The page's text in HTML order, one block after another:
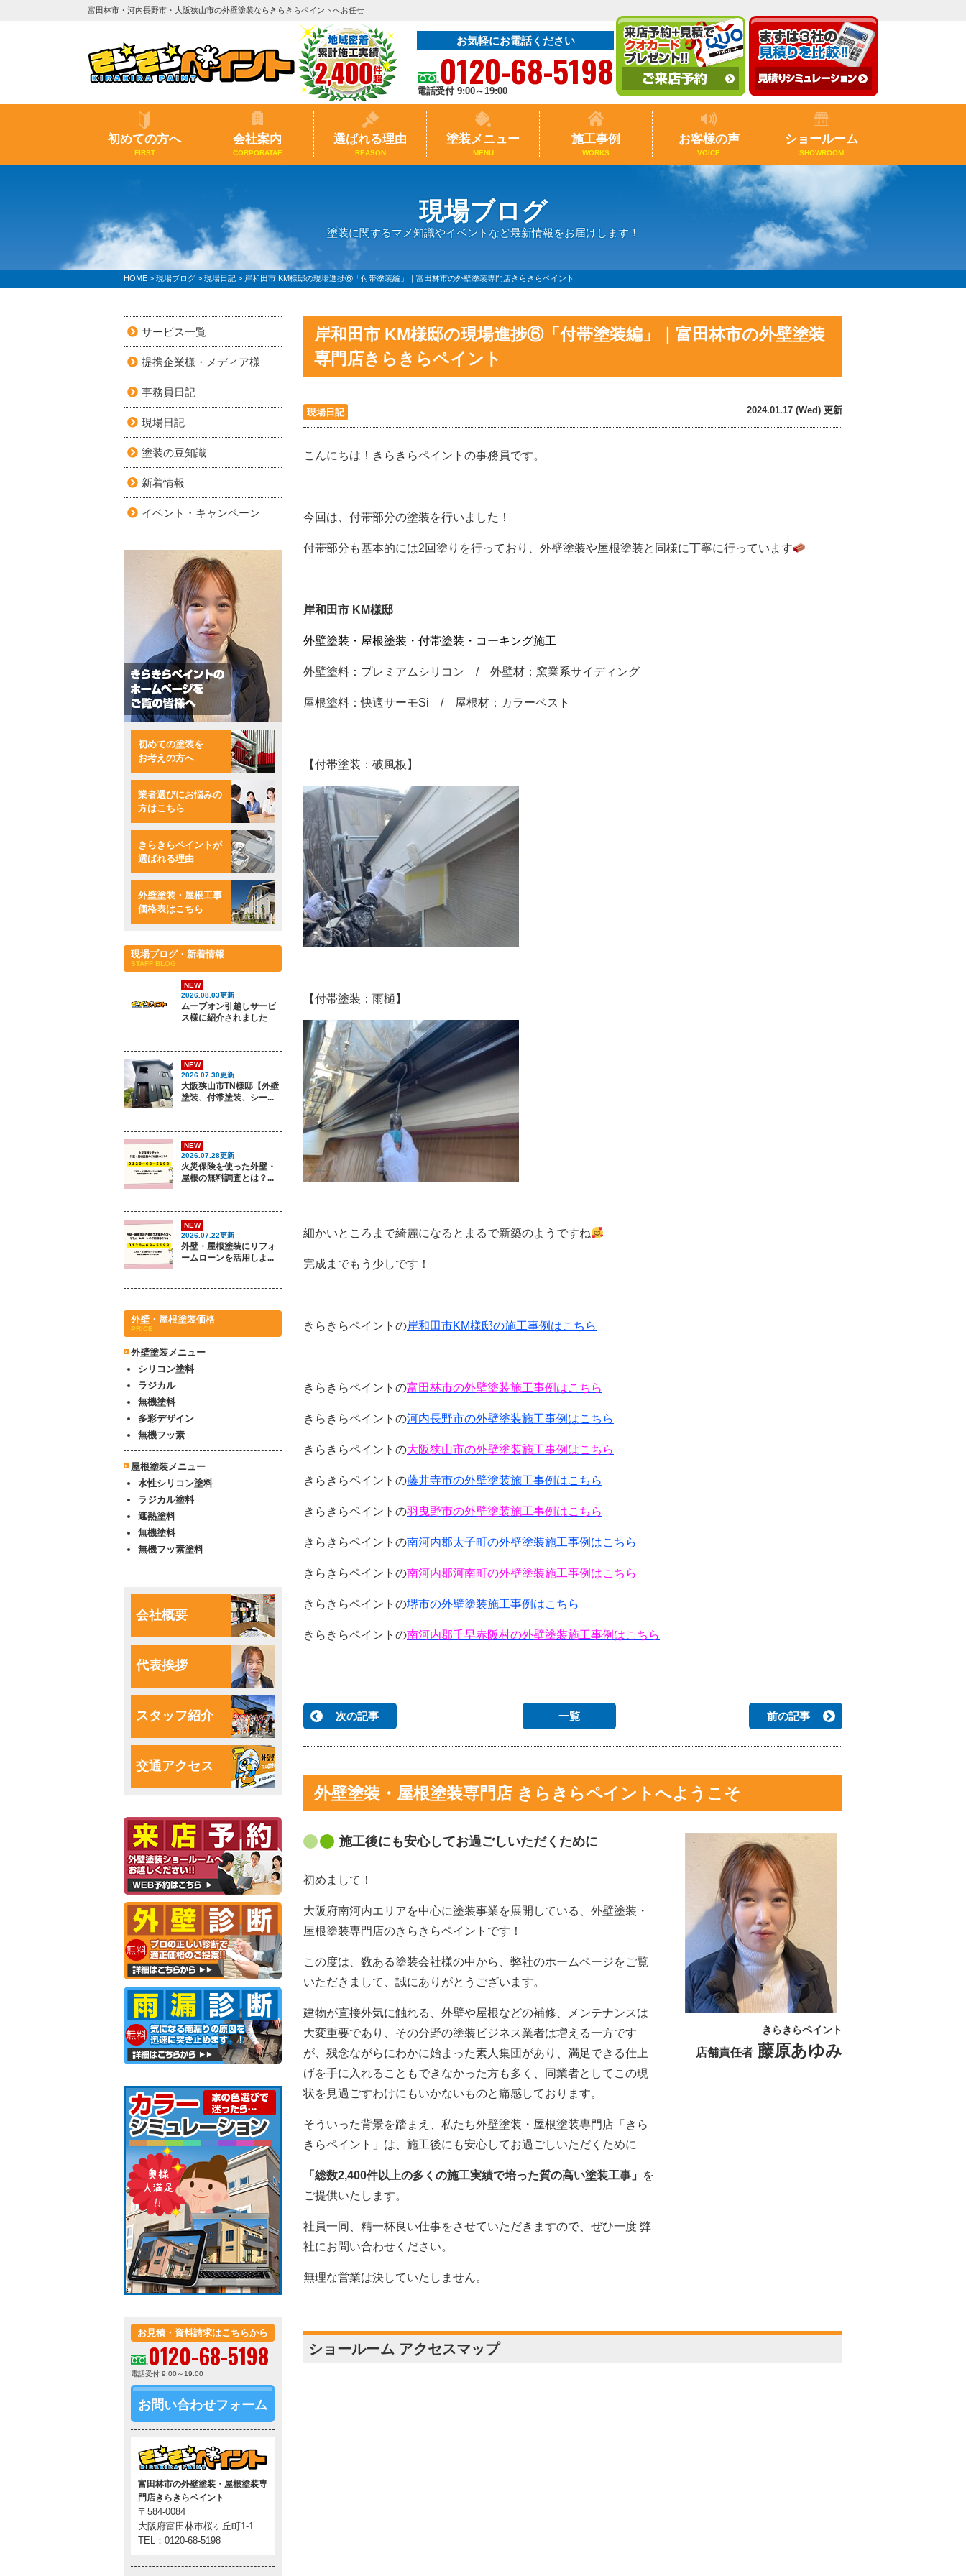
富田林市・河内長野市・大阪狭山市の外壁塗装ならきらきらペイントへお任せ
お気軽にお電話ください
0120-68-5198
電話受付 9:00～19:00
初めての方へ
FIRST
会社案内
CORPORATAE
選ばれる理由
REASON
塗装メニュー
MENU
施工事例
WORKS
お客様の声
VOICE
ショールーム
SHOWROOM
現場ブログ
塗装に関するマメ知識やイベントなど最新情報をお届けします！
HOME > 現場ブログ > 現場日記 > 岸和田市 KM様邸の現場進捗⑥「付帯塗装編」｜富田林市の外壁塗装専門店きらきらペイント
岸和田市 KM様邸の現場進捗⑥「付帯塗装編」｜富田林市の外壁塗装
専門店きらきらペイント
現場日記 2024.01.17 (Wed) 更新
こんにちは！きらきらペイントの事務員です。
今回は、付帯部分の塗装を行いました！
付帯部分も基本的には2回塗りを行っており、外壁塗装や屋根塗装と同様に丁寧に行っています
岸和田市 KM様邸
外壁塗装・屋根塗装・付帯塗装・コーキング施工
外壁塗料：プレミアムシリコン / 外壁材：窯業系サイディング
屋根塗料：快適サーモSi / 屋根材：カラーベスト
【付帯塗装：破風板】
【付帯塗装：雨樋】
細かいところまで綺麗になるとまるで新築のようですね
完成までもう少しです！
きらきらペイントの岸和田市KM様邸の施工事例はこちら
きらきらペイントの富田林市の外壁塗装施工事例はこちら
きらきらペイントの河内長野市の外壁塗装施工事例はこちら
きらきらペイントの大阪狭山市の外壁塗装施工事例はこちら
きらきらペイントの藤井寺市の外壁塗装施工事例はこちら
きらきらペイントの羽曳野市の外壁塗装施工事例はこちら
きらきらペイントの南河内郡太子町の外壁塗装施工事例はこちら
きらきらペイントの南河内郡河南町の外壁塗装施工事例はこちら
きらきらペイントの堺市の外壁塗装施工事例はこちら
きらきらペイントの南河内郡千早赤阪村の外壁塗装施工事例はこちら
次の記事 一覧 前の記事
外壁塗装・屋根塗装専門店 きらきらペイントへようこそ
きらきらペイント
店舗責任者 藤原あゆみ
施工後にも安心してお過ごしいただくために
初めまして！
大阪府南河内エリアを中心に塗装事業を展開している、外壁塗装・
屋根塗装専門店のきらきらペイントです！
この度は、数ある塗装会社様の中から、弊社のホームページをご覧
いただきまして、誠にありがとうございます。
建物が直接外気に触れる、外壁や屋根などの補修、メンテナンスは
大変重要であり、その分野の塗装ビジネス業者は増える一方です
が、残念ながらにわかに始まった素人集団があり、満足できる仕上
げを手に入れることもできなかった方も多く、同業者としてこの現
状を見過ごすわけにもいかないものと痛感しております。
そういった背景を踏まえ、私たち外壁塗装・屋根塗装専門店「きら
きらペイント」は、施工後にも安心してお過ごしいただくために
「総数2,400件以上の多くの施工実績で培った質の高い塗装工事」
を
ご提供いたします。
社員一同、精一杯良い仕事をさせていただきますので、ぜひ一度 弊
社にお問い合わせください。
無理な営業は決していたしません。
ショールーム アクセスマップ
サービス一覧
提携企業様・メディア様
事務員日記
現場日記
塗装の豆知識
新着情報
イベント・キャンペーン
初めての塗装を
お考えの方へ
業者選びにお悩みの
方はこちら
きらきらペイントが
選ばれる理由
外壁塗装・屋根工事
価格表はこちら
現場ブログ・新着情報
STAFF BLOG
NEW
2026.08.03更新
ムーブオン引越しサービ
ス様に紹介されました
NEW
2026.07.30更新
大阪狭山市TN様邸【外壁
塗装、付帯塗装、シー...
NEW
2026.07.28更新
火災保険を使った外壁・
屋根の無料調査とは？...
NEW
2026.07.22更新
外壁・屋根塗装にリフォ
ームローンを活用しよ...
外壁・屋根塗装価格
PRICE
外壁塗装メニュー
シリコン塗料
ラジカル
無機塗料
多彩デザイン
無機フッ素
屋根塗装メニュー
水性シリコン塗料
ラジカル塗料
遮熱塗料
無機塗料
無機フッ素塗料
会社概要
代表挨拶
スタッフ紹介
交通アクセス
お見積・資料請求はこちらから
0120-68-5198
電話受付 9:00～19:00
お問い合わせフォーム
富田林市の外壁塗装・屋根塗装専
門店きらきらペイント
〒584-0084
大阪府富田林市桜ヶ丘町1-1
TEL：0120-68-5198